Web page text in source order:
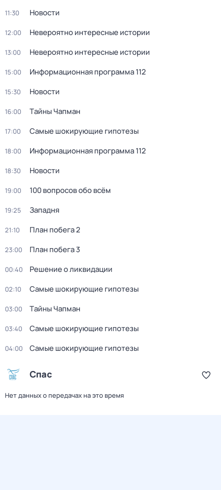
11:30 Новости
12:00 Невероятно интересные истории
13:00 Невероятно интересные истории
15:00 Информационная программа 112
15:30 Новости
16:00 Тaйны Чапман
17:00 Самые шoкиpующие гипотезы
18:00 Информационная программа 112
18:30 Новости
19:00 100 вопросов обо всём
19:25 Западня
21:10 План побега 2
23:00 План побега 3
00:40 Решение о ликвидации
02:10 Самые шoкиpующие гипотезы
03:00 Тaйны Чапман
03:40 Самые шoкиpующие гипотезы
04:00 Самые шoкиpующие гипотезы
Спас
Нет данных о передачах на это время